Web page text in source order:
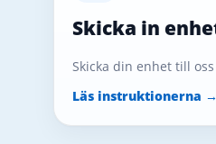
Skicka in
Skicka din enhet till
Läs instruktionerna →